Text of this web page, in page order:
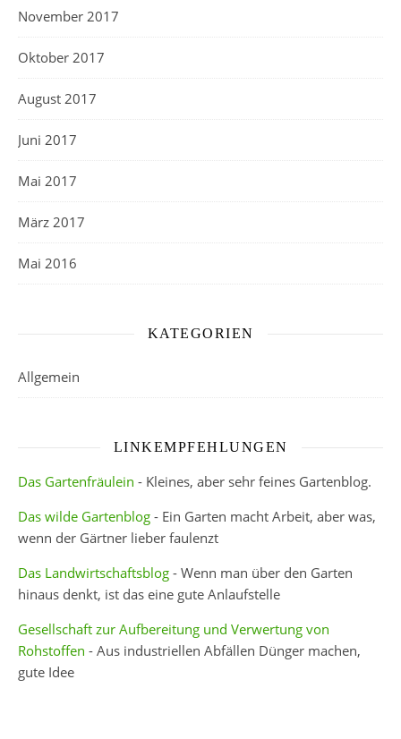
November 2017
Oktober 2017
August 2017
Juni 2017
Mai 2017
März 2017
Mai 2016
KATEGORIEN
Allgemein
LINKEMPFEHLUNGEN
Das Gartenfräulein - Kleines, aber sehr feines Gartenblog.
Das wilde Gartenblog - Ein Garten macht Arbeit, aber was,
wenn der Gärtner lieber faulenzt
Das Landwirtschaftsblog - Wenn man über den Garten
hinaus denkt, ist das eine gute Anlaufstelle
Gesellschaft zur Aufbereitung und Verwertung von
Rohstoffen - Aus industriellen Abfällen Dünger machen,
gute Idee